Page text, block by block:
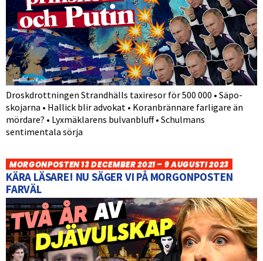
Droskdrottningen Strandhälls taxiresor för 500 000 • Säpo-
skojarna • Hallick blir advokat • Koranbrännare farligare än
mördare? • Lyxmäklarens bulvanbluff • Schulmans
sentimentala sörja
MORGONPOSTEN 13 DECEMBER 2021 – 9 AUGUSTI 2023
KÄRA LÄSARE! NU SÄGER VI PÅ MORGONPOSTEN
FARVÄL